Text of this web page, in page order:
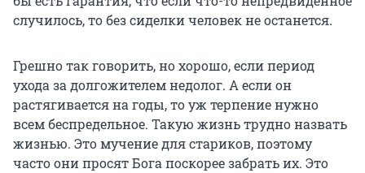
случилось, то без сиделки человек не останется.
Грешно так говорить, но хорошо, если период
ухода за долгожителем недолог. А если он
растягивается на годы, то уж терпение нужно
всем беспредельное. Такую жизнь трудно назвать
жизнью. Это мучение для стариков, поэтому
часто они просят Бога поскорее забрать их. Это